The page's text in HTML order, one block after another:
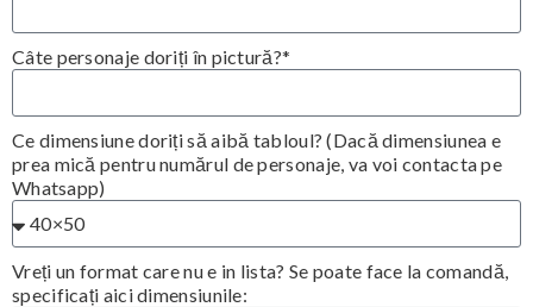
Câte personaje doriți în pictură?*
Ce dimensiune doriți să aibă tabloul? (Dacă dimensiunea e
prea mică pentru numărul de personaje, va voi contacta pe
Whatsapp)
Vreți un format care nu e in lista? Se poate face la comandă,
specificați aici dimensiunile: